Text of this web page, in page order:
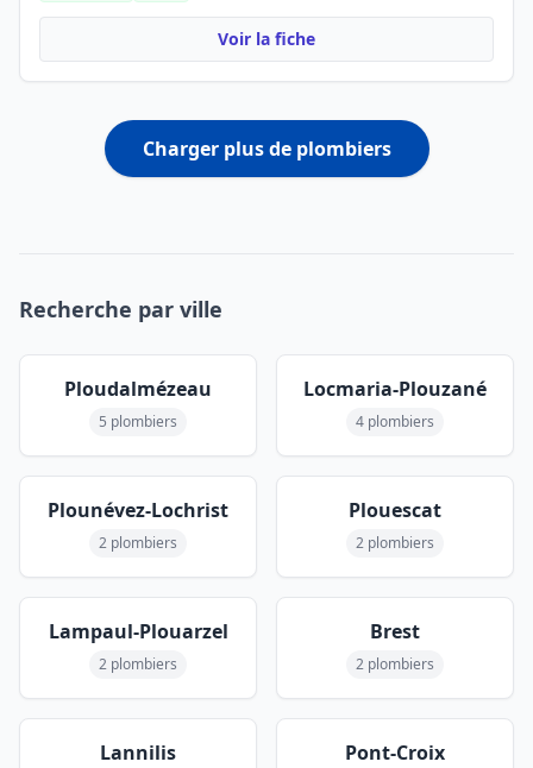
Voir la fiche
Charger plus de plombiers
Recherche par ville
Ploudalmézeau
5 plombiers
Locmaria-Plouzané
4 plombiers
Plounévez-Lochrist
2 plombiers
Plouescat
2 plombiers
Lampaul-Plouarzel
2 plombiers
Brest
2 plombiers
Lannilis Pont-Croix